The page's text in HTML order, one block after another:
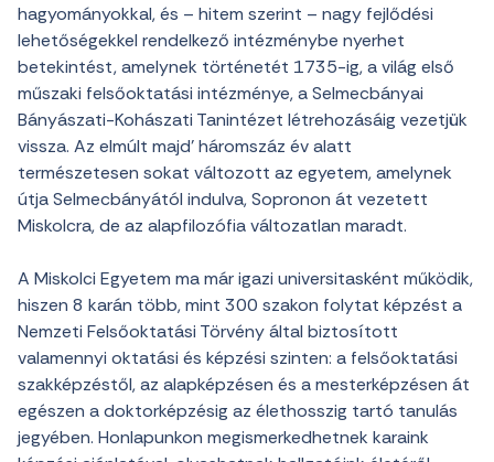
hagyományokkal, és – hitem szerint – nagy fejlődési
lehetőségekkel rendelkező intézménybe nyerhet
betekintést, amelynek történetét 1735-ig, a világ első
műszaki felsőoktatási intézménye, a Selmecbányai
Bányászati-Kohászati Tanintézet létrehozásáig vezetjük
vissza. Az elmúlt majd’ háromszáz év alatt
természetesen sokat változott az egyetem, amelynek
útja Selmecbányától indulva, Sopronon át vezetett
Miskolcra, de az alapfilozófia változatlan maradt.
A Miskolci Egyetem ma már igazi universitasként működik,
hiszen 8 karán több, mint 300 szakon folytat képzést a
Nemzeti Felsőoktatási Törvény által biztosított
valamennyi oktatási és képzési szinten: a felsőoktatási
szakképzéstől, az alapképzésen és a mesterképzésen át
egészen a doktorképzésig az élethosszig tartó tanulás
jegyében. Honlapunkon megismerkedhetnek karaink